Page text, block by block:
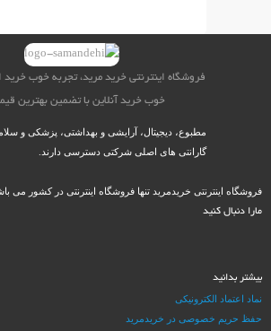
فروشگاه اینترنتی خرید مرید، تجربه خوب خرید
خوب خرید آنلاین با تضمین بهترین
مطبوع، دیجیتال، آرایشی و بهداشتی، پزشکی و
گارانتی های اصلی شرکتی دسترسی دارند.
فروشگاه اینترنتی خریدمرید تنها فروشگاه اینترنتی در کشور می باشد که قیمتهای خود را حتی تا 10 روز پس از خرید، گارانتی می کند و در صورت ارائه مستندات، در
مارا دنبال کنید
بیشتر بدانید
نماد اعتماد الکترونیکی
حفظ حریم خصوصی در خریدمرید